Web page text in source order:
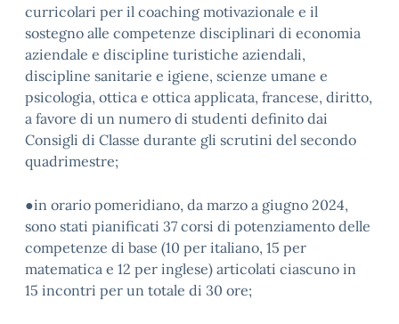
curricolari per il coaching motivazionale e il
sostegno alle competenze disciplinari di economia
aziendale e discipline turistiche aziendali,
discipline sanitarie e igiene, scienze umane e
psicologia, ottica e ottica applicata, francese, diritto,
a favore di un numero di studenti definito dai
Consigli di Classe durante gli scrutini del secondo
quadrimestre;
●in orario pomeridiano, da marzo a giugno 2024,
sono stati pianificati 37 corsi di potenziamento delle
competenze di base (10 per italiano, 15 per
matematica e 12 per inglese) articolati ciascuno in
15 incontri per un totale di 30 ore;